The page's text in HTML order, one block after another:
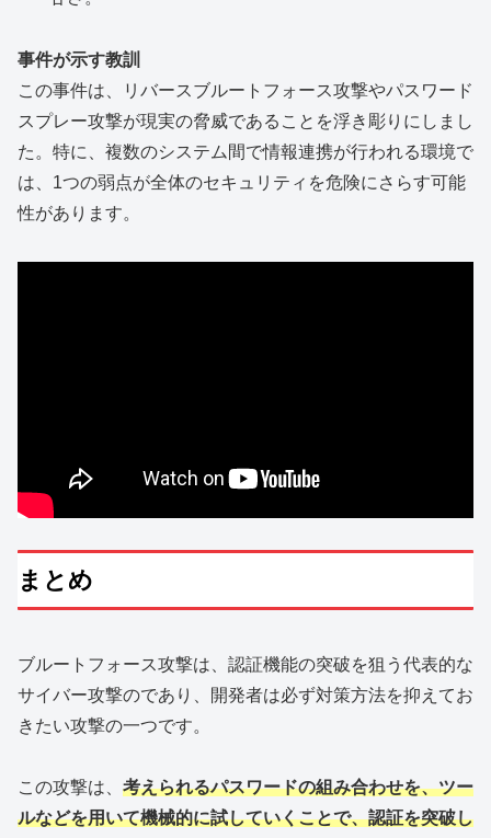
事件が示す教訓
この事件は、リバースブルートフォース攻撃やパスワード
スプレー攻撃が現実の脅威であることを浮き彫りにしまし
た。特に、複数のシステム間で情報連携が行われる環境で
は、1つの弱点が全体のセキュリティを危険にさらす可能
性があります。
まとめ
ブルートフォース攻撃は、認証機能の突破を狙う代表的な
サイバー攻撃のであり、開発者は必ず対策方法を抑えてお
きたい攻撃の一つです。
この攻撃は、 考えられるパスワードの組み合わせを、ツー
ルなどを用いて機械的に試していくことで、認証を突破し